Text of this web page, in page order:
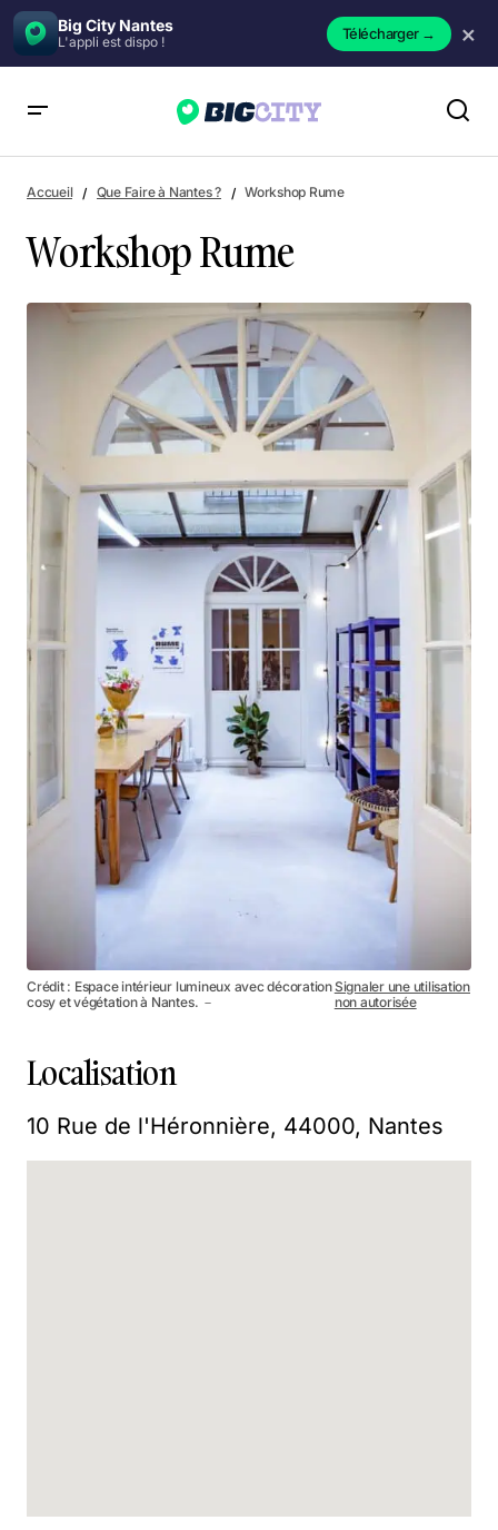
Big City Nantes
L'appli est dispo ! Télécharger→ ×
Accueil Que Faire à Nantes ? Workshop Rume
Workshop Rume
Crédit : Espace intérieur lumineux avec décoration
cosy et végétation à Nantes. －
Signaler une utilisation
non autorisée
Localisation
10 Rue de l'Héronnière, 44000, Nantes